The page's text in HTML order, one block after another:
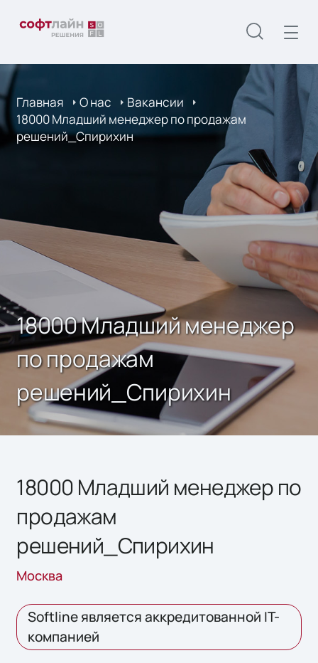
Главная О нас
Вакансии
18000 Младший менеджер по продажам
решений_Спирихин
18000 Младший менеджер
по продажам
решений_Спирихин
18000 Младший менеджер по
продажам
решений_Спирихин
Москва
Softline является аккредитованной IT-
компанией